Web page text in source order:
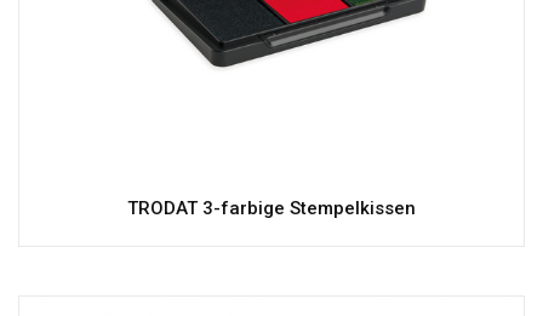
TRODAT 3-farbige Stempelkissen